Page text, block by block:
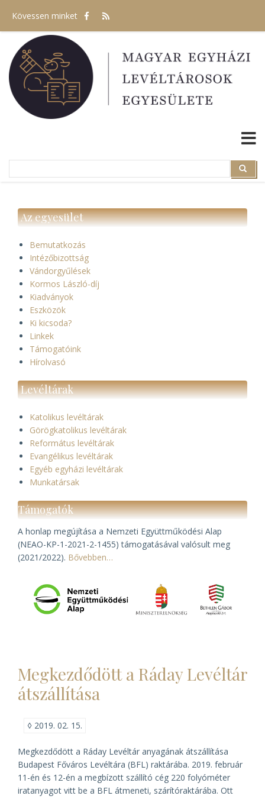
tartalomra
Kövessen minket
Search
Az egyesület
Bemutatkozás
Intézőbizottság
Vándorgyűlések
Kormos László-díj
Kiadványok
Eszközök
Ki kicsoda?
Linkek
Támogatóink
Hírolvasó
Levéltárak
Katolikus levéltárak
Görögkatolikus levéltárak
Református levéltárak
Evangélikus levéltárak
Egyéb egyházi levéltárak
Munkatársak
Támogatók
A honlap megújítása a Nemzeti Együttműködési Alap
(NEAO-KP-1-2021-2-1455) támogatásával valósult meg
(2021/2022). Bővebben…
Megkezdődött a Ráday Levéltár
átszállítása
◊ 2019. 02. 15.
Megkezdődött a Ráday Levéltár anyagának átszállítása
Budapest Főváros Levéltára (BFL) raktárába. 2019. február
11-én és 12-én a megbízott szállító cég 220 folyóméter
iratanyagot vitt be a BFL átmeneti, szárítóraktárába. Ott